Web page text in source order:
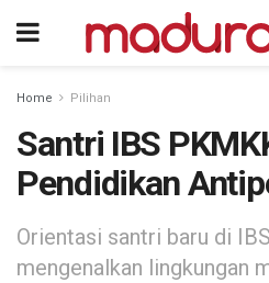
Home Pilihan
Santri IBS
Pendidikan
Orientasi santri baru di
mengenalkan lingkungan